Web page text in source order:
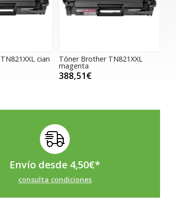
cian Tóner Brother TN821XXL
magenta
388,51€
Envío desde 4,50€*
consulta condiciones